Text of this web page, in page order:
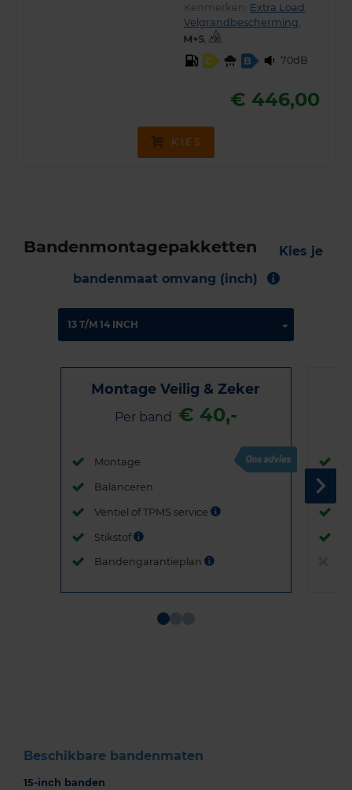
Kenmerken: Extra Load ,
Velgrandbescherming,
,
C
B 70dB
€ 446,00
KIES
Bandenmontagepakketten
Kies je
bandenmaat omvang (inch)
Montage Veilig & Zeker
Per band € 40,-
Montage
Balanceren
Ventiel of TPMS service
Stikstof
Bandengarantieplan
Beschikbare bandenmaten
15-inch banden